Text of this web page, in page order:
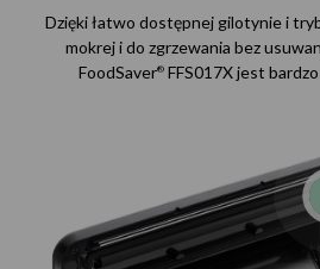
Dzięki łatwo dostępnej gilotynie i
mokrej i do zgrzewania bez
FoodSaver® FFS017X jest